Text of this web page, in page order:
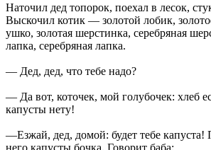
Наточил дед топорок, поехал в лесок,
Выскочил котик — золотой лобик,
ушко, золотая шерстинка, серебряная
лапка, серебряная лапка.
— Дед, дед, что тебе надо?
— Да вот, коточек, мой голубочек: хлеб
капусты нету!
—Езжай, дед, домой: будет тебе капуста!
него капусты бочка. Говорит баба: